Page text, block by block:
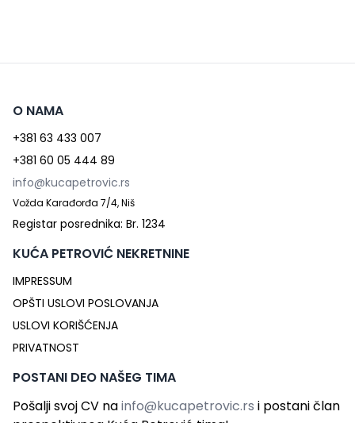
O NAMA
+381 63 433 007
+381 60 05 444 89
info@kucapetrovic.rs
Vožda Karađorđa 7/4, Niš
Registar posrednika: Br. 1234
KUĆA PETROVIĆ NEKRETNINE
IMPRESSUM
OPŠTI USLOVI POSLOVANJA
USLOVI KORIŠĆENJA
PRIVATNOST
POSTANI DEO NAŠEG TIMA
Pošalji svoj CV nainfo@kucapetrovic.rs i postani član